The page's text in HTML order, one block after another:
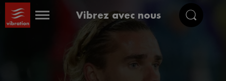
Vibrez avec nous